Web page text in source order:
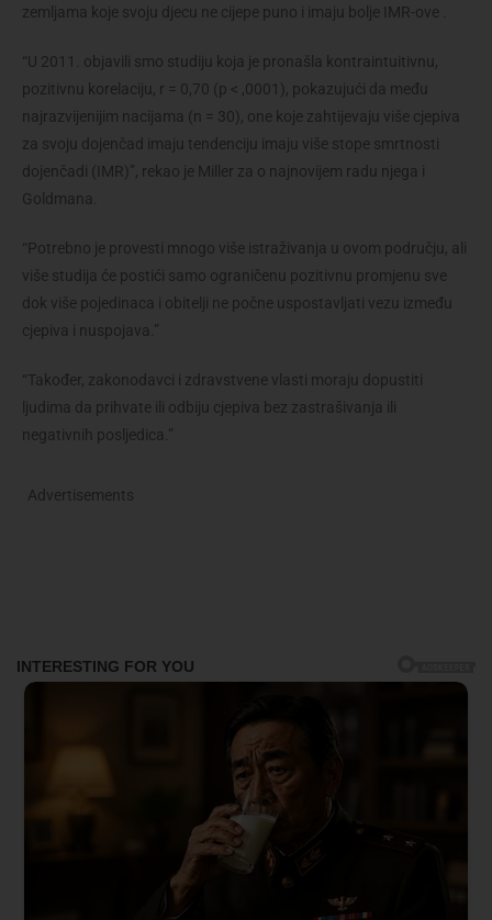
zemljama koje svoju djecu ne cijepe puno i imaju bolje IMR-ove .
“U 2011. objavili smo studiju koja je pronašla kontraintuitivnu,
pozitivnu korelaciju, r = 0,70 (p < ,0001), pokazujući da među
najrazvijenijim nacijama (n = 30), one koje zahtijevaju više cjepiva
za svoju dojenčad imaju tendenciju imaju više stope smrtnosti
dojenčadi (IMR)”, rekao je Miller za o najnovijem radu njega i
Goldmana.
“Potrebno je provesti mnogo više istraživanja u ovom području, ali
više studija će postići samo ograničenu pozitivnu promjenu sve
dok više pojedinaca i obitelji ne počne uspostavljati vezu između
cjepiva i nuspojava.”
“Također, zakonodavci i zdravstvene vlasti moraju dopustiti
ljudima da prihvate ili odbiju cjepiva bez zastrašivanja ili
negativnih posljedica.”
Advertisements